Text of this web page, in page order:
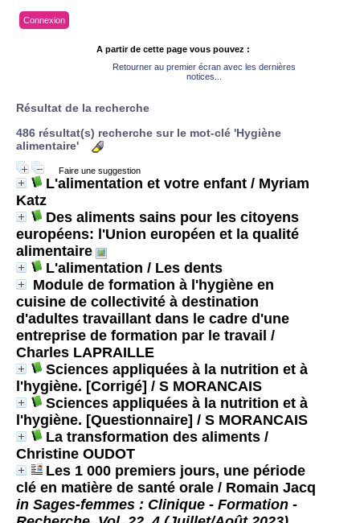
Connexion
A partir de cette page vous pouvez :
Retourner au premier écran avec les dernières
notices...
Résultat de la recherche
486 résultat(s) recherche sur le mot-clé 'Hygiène
alimentaire'
Faire une suggestion
L'alimentation et votre enfant / Myriam
Katz
Des aliments sains pour les citoyens
européens: l'Union européen et la qualité
alimentaire
L'alimentation / Les dents
Module de formation à l'hygiène en
cuisine de collectivité à destination
d'adultes travaillant dans le cadre d'une
entreprise de formation par le travail /
Charles LAPRAILLE
Sciences appliquées à la nutrition et à
l'hygiène. [Corrigé] / S MORANCAIS
Sciences appliquées à la nutrition et à
l'hygiène. [Questionnaire] / S MORANCAIS
La transformation des aliments /
Christine OUDOT
Les 1 000 premiers jours, une période
clé en matière de santé orale / Romain Jacq
in Sages-femmes : Clinique - Formation -